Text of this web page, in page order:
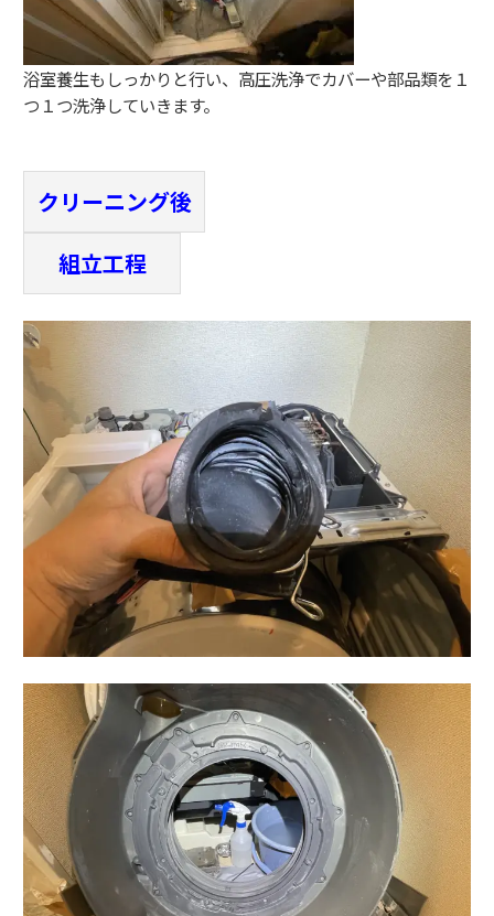
浴室養生もしっかりと行い、高圧洗浄でカバーや部品類を１
つ１つ洗浄していきます。
クリーニング後
組立工程